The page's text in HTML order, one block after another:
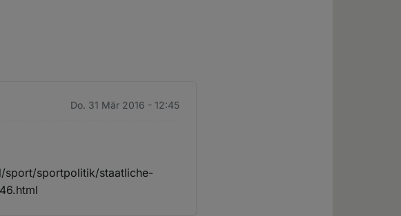
Do. 31 Mär 2016 - 12:45
sport/sportpolitik/staatliche-